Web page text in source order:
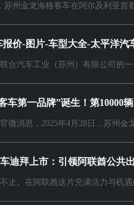
州金龙海格客车在阿尔及利亚首
报价-图片-车型大全-太平洋汽
汽车工业（苏州）有限公司的一
车第一品牌”诞生！第10000
消息，2025年4月28日，苏州金
迪拜上市：引领阿联酋公共
。在阿联酋这片充满活力与机遇